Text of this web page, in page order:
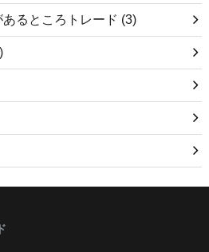
るところトレード (3)